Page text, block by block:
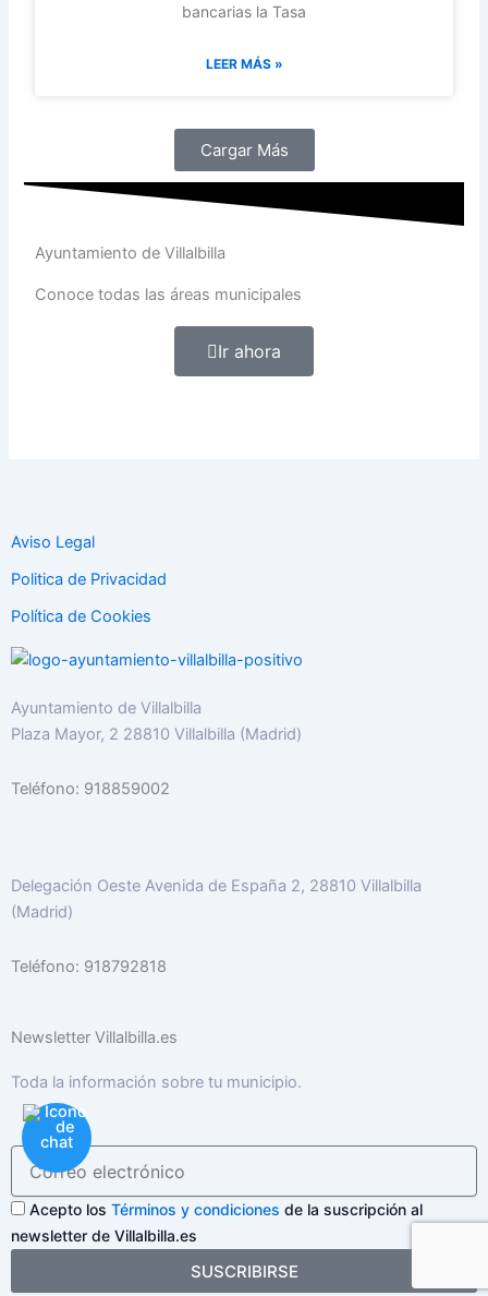
bancarias la Tasa
LEER MÁS »
Cargar Más
Ayuntamiento de Villalbilla
Conoce todas las áreas municipales
Ir ahora
Aviso Legal
Politica de Privacidad
Política de Cookies
Ayuntamiento de Villalbilla
Plaza Mayor, 2 28810 Villalbilla (Madrid)
Teléfono: 918859002
Delegación Oeste Avenida de España 2, 28810 Villalbilla
(Madrid)
Teléfono: 918792818
Newsletter Villalbilla.es
Toda la información sobre tu municipio.
Acepto los Términos y condiciones de la suscripción al
newsletter de Villalbilla.es
SUSCRIBIRSE